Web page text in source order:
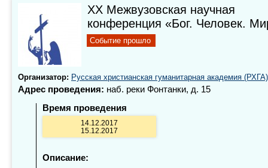
XX Межвузовская научная
конференция «Бог. Человек.
Событие прошло
Организатор: Русская христианская гуманитарная академия (РХГА)
Адрес проведения: наб. реки Фонтанки, д. 15
Время проведения
14.12.2017
15.12.2017
Описание: